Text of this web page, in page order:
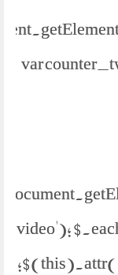
var
video');